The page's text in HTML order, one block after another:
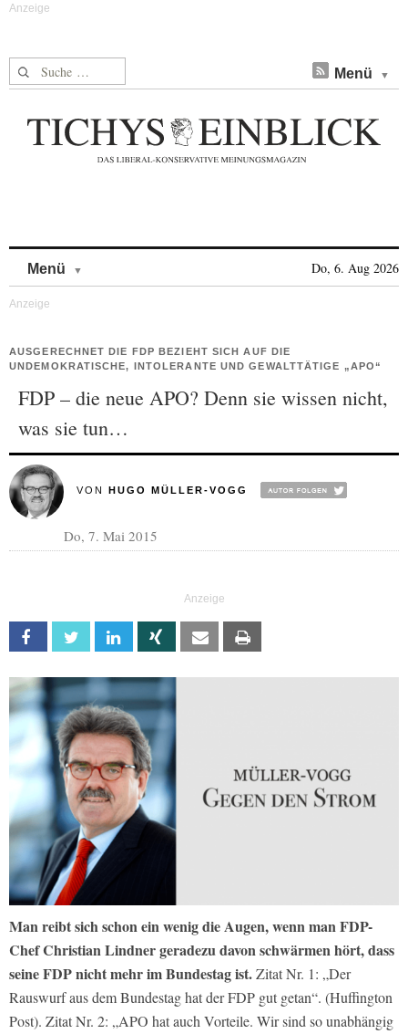
Suche nach: Menü
Menü Do, 6. Aug 2026
AUSGERECHNET DIE FDP BEZIEHT SICH AUF DIE
UNDEMOKRATISCHE, INTOLERANTE UND GEWALTTÄTIGE „APO“
FDP – die neue APO? Denn sie wissen nicht,
was sie tun…
VON HUGO MÜLLER-VOGG
Do, 7. Mai 2015
Facebook Twitter Linkedin Xing Email
Man reibt sich schon ein wenig die Augen, wenn man FDP-
Chef Christian Lindner geradezu davon schwärmen hört, dass
seine FDP nicht mehr im Bundestag ist.Zitat Nr. 1: „Der
Rauswurf aus dem Bundestag hat der FDP gut getan“. (Huffington
Post). Zitat Nr. 2: „APO hat auch Vorteile. Wir sind so unabhängig